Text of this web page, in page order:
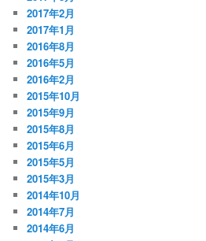
2017年2月
2017年1月
2016年8月
2016年5月
2016年2月
2015年10月
2015年9月
2015年8月
2015年6月
2015年5月
2015年3月
2014年10月
2014年7月
2014年6月